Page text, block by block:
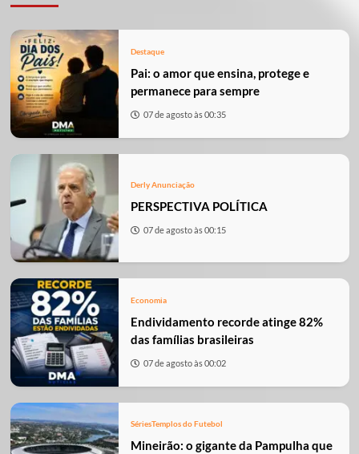
Destaque
Pai: o amor que ensina, protege e
permanece para sempre
07 de agosto às 00:35
Derly Anunciação
PERSPECTIVA POLÍTICA
07 de agosto às 00:15
Economia
Endividamento recorde atinge 82%
das famílias brasileiras
07 de agosto às 00:02
SériesTemplos do Futebol
Mineirão: o gigante da Pampulha que